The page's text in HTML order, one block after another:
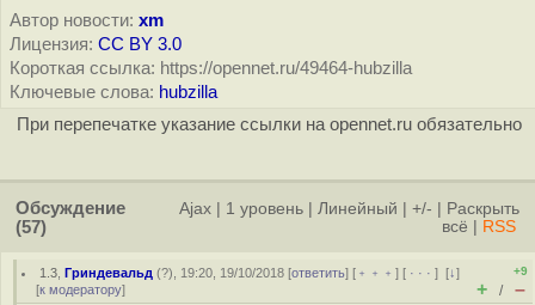
Автор новости: xm
Лицензия: CC BY 3.0
Короткая ссылка: https://opennet.ru/49464-hubzilla
Ключевые слова: hubzilla
При перепечатке указание ссылки на opennet.ru обязательно
Обсуждение
(57)
Ajax 1 уровень Линейный +/-
Раскрыть
всё
RSS
1.3 ,Гриндевальд (?), 19:20, 19/10/2018 [ответить] [ ﹢﹢﹢] [ · · ·][↓]
[к модератору]
+9
+ / –